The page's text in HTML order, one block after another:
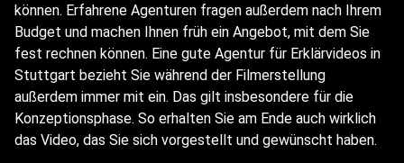
können. Erfahrene Agenturen fragen außerdem nach Ihrem
Budget und machen Ihnen früh ein Angebot, mit dem Sie
fest rechnen können. Eine gute Agentur für Erklärvideos in
Stuttgart bezieht Sie während der Filmerstellung
außerdem immer mit ein. Das gilt insbesondere für die
Konzeptionsphase. So erhalten Sie am Ende auch wirklich
das Video, das Sie sich vorgestellt und gewünscht haben.